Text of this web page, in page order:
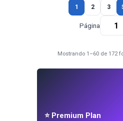
1 2 3
Página
Mostrando 1–60 de 172
⭐ Premium Plan